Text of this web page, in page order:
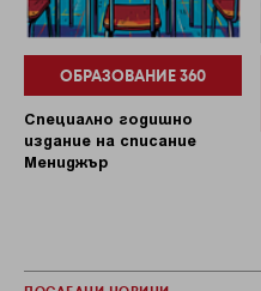
ОБРАЗОВАНИЕ 360
Специално годишно
издание на списание
Мениджър